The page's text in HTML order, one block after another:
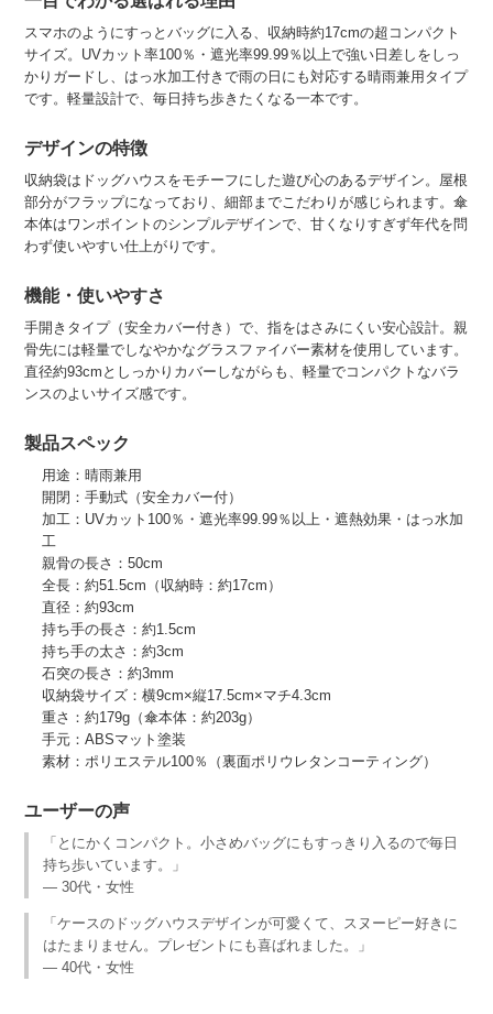
スマホのようにすっとバッグに入る、収納時約17cmの超コンパクト
サイズ。UVカット率100％・遮光率99.99％以上で強い日差しをしっ
かりガードし、はっ水加工付きで雨の日にも対応する晴雨兼用タイプ
です。軽量設計で、毎日持ち歩きたくなる一本です。
デザインの特徴
収納袋はドッグハウスをモチーフにした遊び心のあるデザイン。屋根
部分がフラップになっており、細部までこだわりが感じられます。傘
本体はワンポイントのシンプルデザインで、甘くなりすぎず年代を問
わず使いやすい仕上がりです。
機能・使いやすさ
手開きタイプ（安全カバー付き）で、指をはさみにくい安心設計。親
骨先には軽量でしなやかなグラスファイバー素材を使用しています。
直径約93cmとしっかりカバーしながらも、軽量でコンパクトなバラ
ンスのよいサイズ感です。
製品スペック
用途：晴雨兼用
開閉：手動式（安全カバー付）
加工：UVカット100％・遮光率99.99％以上・遮熱効果・はっ水加
工
親骨の長さ：50cm
全長：約51.5cm（収納時：約17cm）
直径：約93cm
持ち手の長さ：約1.5cm
持ち手の太さ：約3cm
石突の長さ：約3mm
収納袋サイズ：横9cm×縦17.5cm×マチ4.3cm
重さ：約179g（傘本体：約203g）
手元：ABSマット塗装
素材：ポリエステル100％（裏面ポリウレタンコーティング）
ユーザーの声
「とにかくコンパクト。小さめバッグにもすっきり入るので毎日
持ち歩いています。」
— 30代・女性
「ケースのドッグハウスデザインが可愛くて、スヌーピー好きに
はたまりません。プレゼントにも喜ばれました。」
— 40代・女性